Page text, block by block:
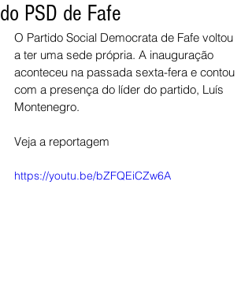
do PSD de Fafe
O Partido Social Democrata de Fafe voltou
a ter uma sede própria. A inauguração
aconteceu na passada sexta-fera e contou
com a presença do líder do partido, Luís
Montenegro.
Veja a reportagem
https://youtu.be/bZFQEiCZw6A